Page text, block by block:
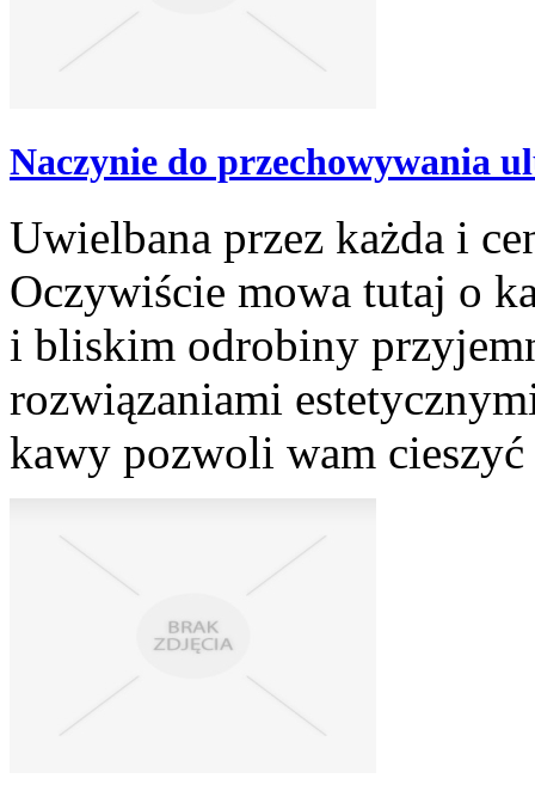
Naczynie do przechowywania
Uwielbana przez każda i
Oczywiście mowa tutaj o
i bliskim odrobiny
rozwiązaniami
kawy pozwoli wam cieszyć